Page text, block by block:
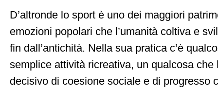
D’altronde lo sport è uno dei maggiori
emozioni popolari che l’umanità coltiva e
fin dall’antichità. Nella sua pratica c’è
semplice attività ricreativa, un qualcosa che
decisivo di coesione sociale e di progresso